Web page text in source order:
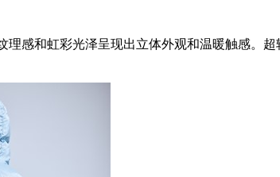
感和虹彩光泽呈现出立体外观和温暖触感。